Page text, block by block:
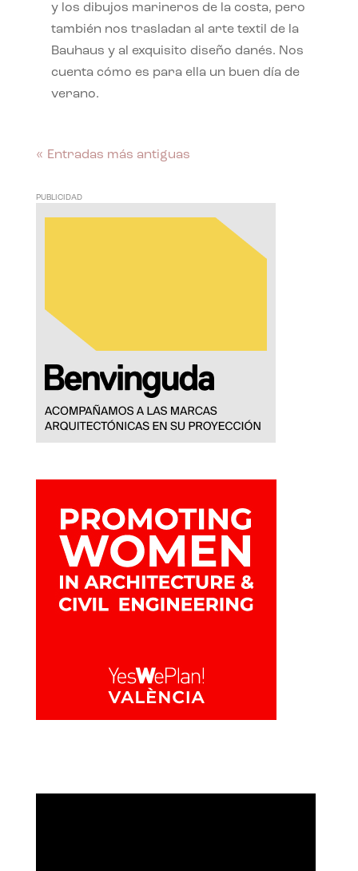
y los dibujos marineros de la costa, pero
también nos trasladan al arte textil de la
Bauhaus y al exquisito diseño danés. Nos
cuenta cómo es para ella un buen día de
verano.
« Entradas más antiguas
PUBLICIDAD